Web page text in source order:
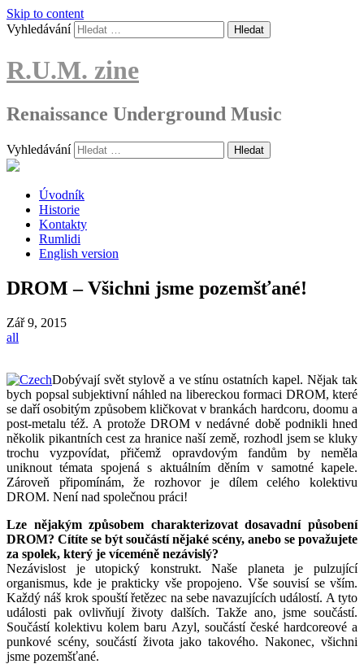
Skip to content
Vyhledávání
R.U.M. zine
Renaissance Underground Music
Vyhledávání
Úvodník
Historie
Kontakty
Rumlidi
English version
DROM – Všichni jsme pozemšťané!
Zář 9, 2015
all
Dobývají svět stylově a ve stínu ostatních kapel. Nějak tak
bych popsal subjektivní náhled na libereckou formaci DROM, které
se daří osobitým způsobem kličkovat v brankách hardcoru, doomu a
post-metalu též. A protože DROM v nedávné době podnikli hned
několik pikantních cest za hranice naší země, rozhodl jsem se kluky
trochu vyzpovídat, přičemž opravdovým fandům by neměla
uniknout témata spojená s aktuálním děním v samotné kapele.
Zároveň připomínám, že rozhovor je dílem celého kolektivu
DROM. Není nad společnou práci!
Lze nějakým způsobem charakterizovat dosavadní působení
DROM? Cítíte se být součástí nějaké scény, anebo se považujete
za spolek, který je víceméně nezávislý?
Nezávislost je utopický konstrukt. Naše planeta je pulzující
organismus, kde je prakticky vše propojeno. Vše souvisí se vším.
Každý náš krok spouští řetězec na sebe navazujících událostí. A tyto
události pak ovlivňují životy dalších. Takže ano, jsme součástí.
Součástí kolektivu kolem baru Azyl, součástí české hardcoreové a
punkové scény, součástí života jako takového. Nakonec, všichni
jsme pozemšťané.